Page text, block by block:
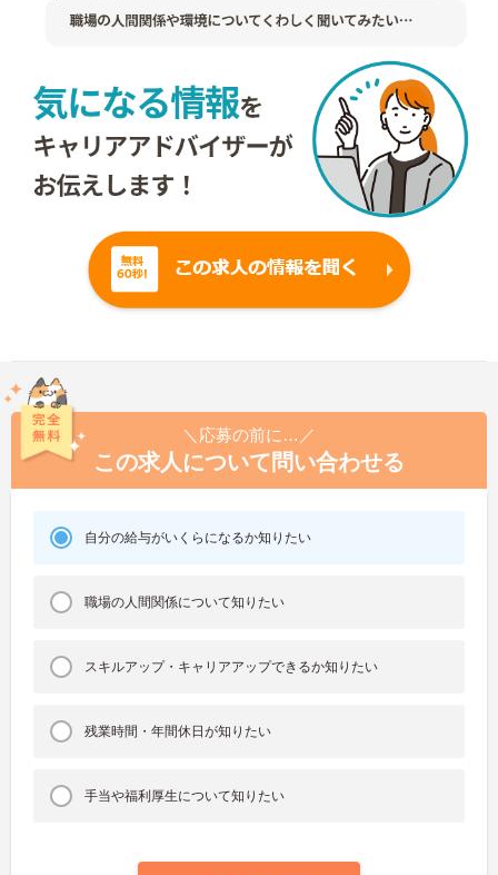
＼応募の前に…／
この求人について問い合わせる
自分の給与がいくらになるか知りたい
職場の人間関係について知りたい
スキルアップ・キャリアアップできるか知りたい
残業時間・年間休日が知りたい
手当や福利厚生について知りたい